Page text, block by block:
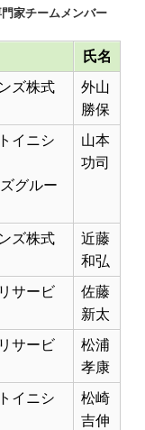
家チームメンバー
氏名
ズ株式
外山
勝保
イニシ
グルー
山本
功司
ズ株式
近藤
和弘
サービ
佐藤
新太
サービ
松浦
孝康
イニシ
松崎
吉伸